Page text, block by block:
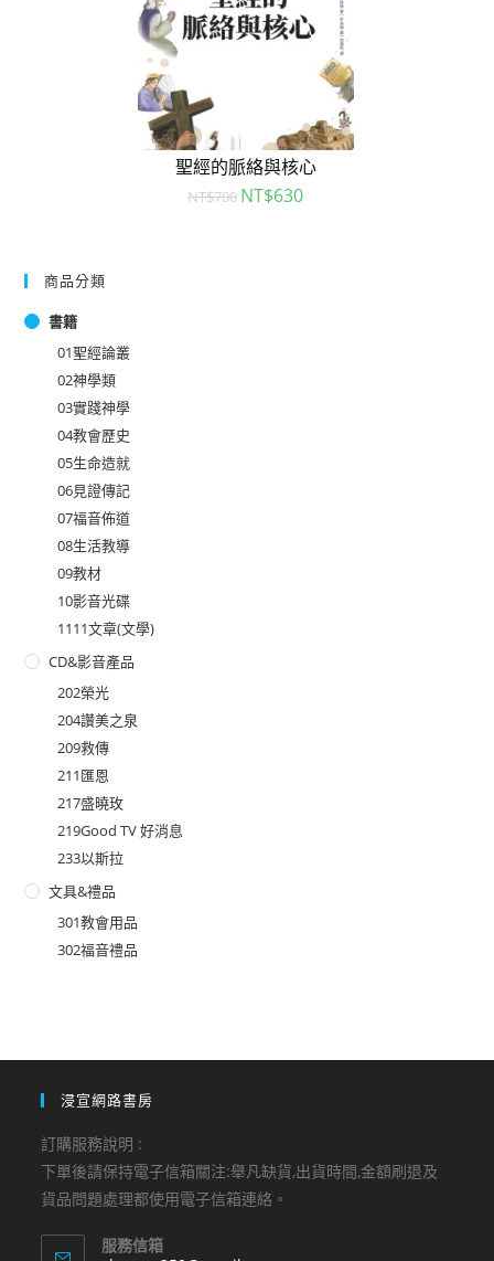
聖經的脈絡與核心
NT$700 NT$630
商品分類
書籍
01聖經論叢
02神學類
03實踐神學
04教會歷史
05生命造就
06見證傳記
07福音佈道
08生活教導
09教材
10影音光碟
1111文章(文學)
CD&影音產品
202榮光
204讚美之泉
209救傳
211匯恩
217盛曉玫
219Good TV 好消息
233以斯拉
文具&禮品
301教會用品
302福音禮品
浸宣網路書房
訂購服務說明 :
下單後請保持電子信箱關注:舉凡缺貨,出貨時間,金額刷退及
貨品問題處理都使用電子信箱連絡。
服務信箱